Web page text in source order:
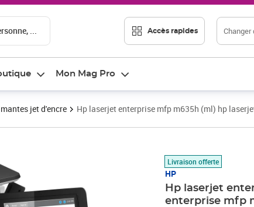
... Accès rapides Changer
Mon Mag Pro
jet d'encre Hp laserjet enterprise mfp m635h (ml) hp
Livraison offerte
HP
Hp laserjet
enterprise mfp
Prix 2 440,98€